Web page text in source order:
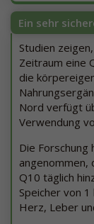
Ein sehr
Studien
Zeitraum eine
die
Nord verfügt
Verwendung
Die
angenommen,
Q10 täglich
Speicher von
Herz, Leber